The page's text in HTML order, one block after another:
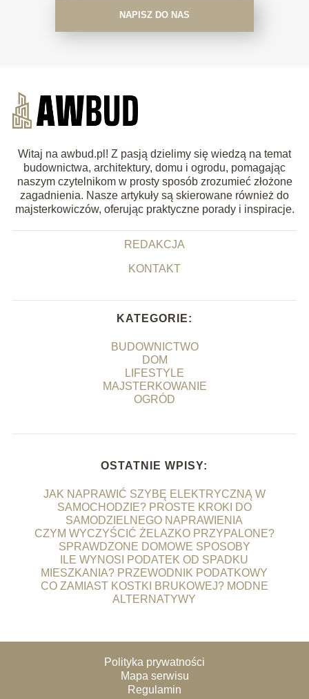
NAPISZ DO NAS
Witaj na awbud.pl! Z pasją dzielimy się wiedzą na temat
budownictwa, architektury, domu i ogrodu, pomagając
naszym czytelnikom w prosty sposób zrozumieć złożone
zagadnienia. Nasze artykuły są skierowane również do
majsterkowiczów, oferując praktyczne porady i inspiracje.
REDAKCJA
KONTAKT
KATEGORIE:
BUDOWNICTWO
DOM
LIFESTYLE
MAJSTERKOWANIE
OGRÓD
OSTATNIE WPISY:
JAK NAPRAWIĆ SZYBĘ ELEKTRYCZNĄ W
SAMOCHODZIE? PROSTE KROKI DO
SAMODZIELNEGO NAPRAWIENIA
CZYM WYCZYŚCIĆ ŻELAZKO PRZYPALONE?
SPRAWDZONE DOMOWE SPOSOBY
ILE WYNOSI PODATEK OD SPADKU
MIESZKANIA? PRZEWODNIK PODATKOWY
CO ZAMIAST KOSTKI BRUKOWEJ? MODNE
ALTERNATYWY
Polityka prywatności
Mapa serwisu
Regulamin